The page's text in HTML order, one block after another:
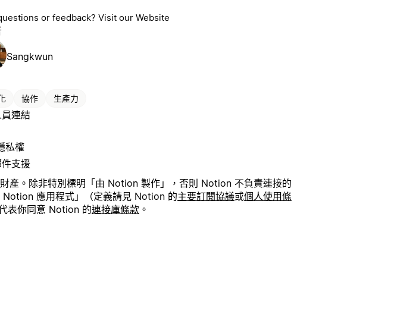
or feedback? Visit our Website
Sangkwun
協作 生產力
連結
私權
支援
產。除非特別標明「由 Notion 製作」，否則 Notion 不負責連接的
Notion 應用程式」（定義請見 Notion 的主要訂閱協議或個人使用條
表你同意 Notion 的連接庫條款 。